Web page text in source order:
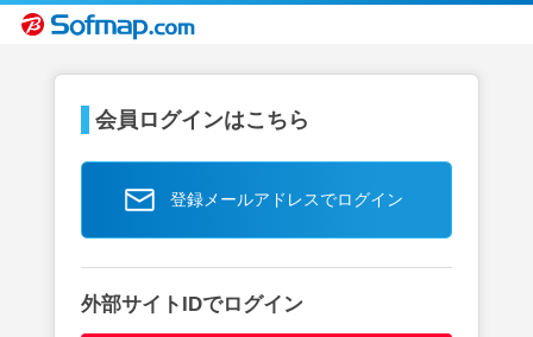
会員ログインはこちら
登録メールアドレスでログイン
外部サイトIDでログイン